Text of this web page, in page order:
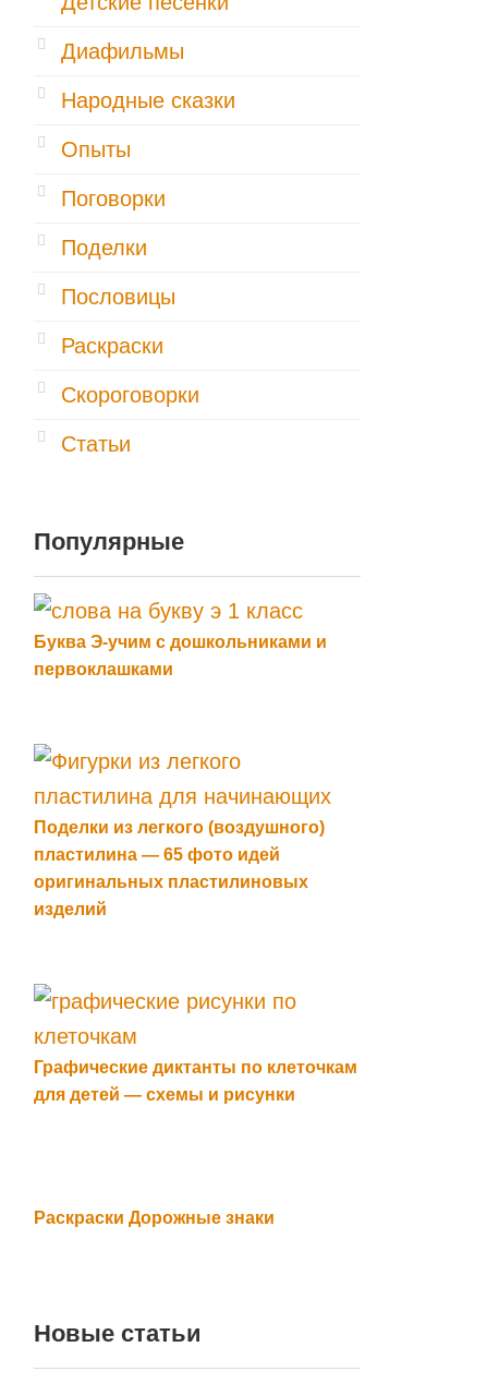
Диафильмы
Народные сказки
Опыты
Поговорки
Поделки
Пословицы
Раскраски
Скороговорки
Статьи
Популярные
Буква Э-учим с дошкольниками и
первоклашками
Поделки из легкого (воздушного)
пластилина — 65 фото идей
оригинальных пластилиновых
изделий
Графические диктанты по клеточкам
для детей — схемы и рисунки
Раскраски Дорожные знаки
Новые статьи